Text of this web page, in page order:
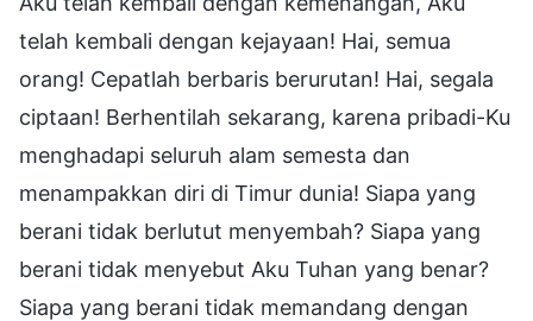
telah kembali dengan kejayaan! Hai, semua
orang! Cepatlah berbaris berurutan! Hai, segala
ciptaan! Berhentilah sekarang, karena pribadi-Ku
menghadapi seluruh alam semesta dan
menampakkan diri di Timur dunia! Siapa yang
berani tidak berlutut menyembah? Siapa yang
berani tidak menyebut Aku Tuhan yang benar?
Siapa yang berani tidak memandang dengan